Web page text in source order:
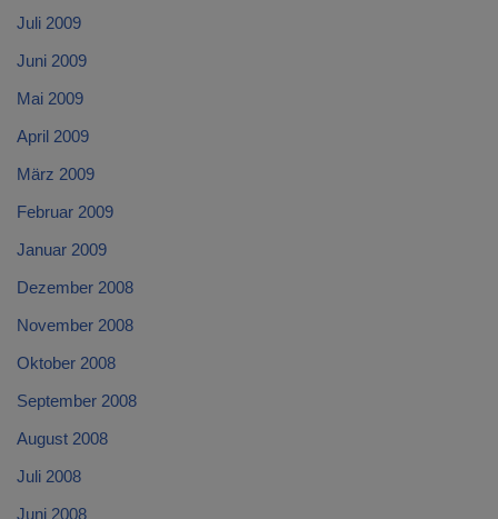
Juli 2009
Juni 2009
Mai 2009
April 2009
März 2009
Februar 2009
Januar 2009
Dezember 2008
November 2008
Oktober 2008
September 2008
August 2008
Juli 2008
Juni 2008